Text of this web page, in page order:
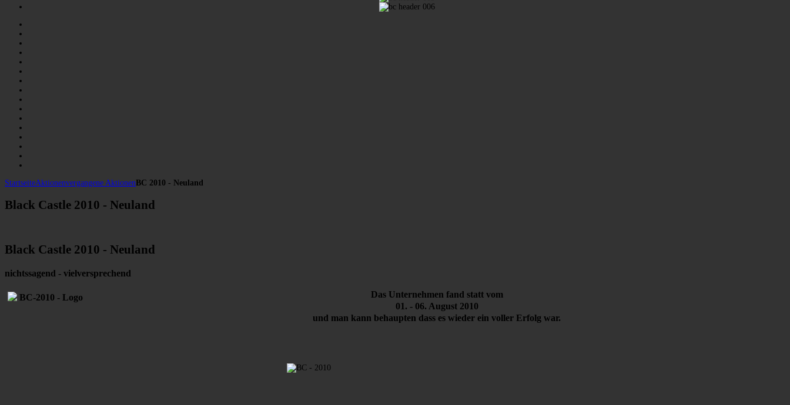
StartseiteAktionenvergangene Aktionen BC 2010 - Neuland
Black Castle 2010 - Neuland
Black Castle 2010 - Neuland
nichtssagend - vielversprechend
Das Unternehmen fand statt vom
01. - 06. August 2010
und man kann behaupten dass es wieder ein voller Erfolg war.